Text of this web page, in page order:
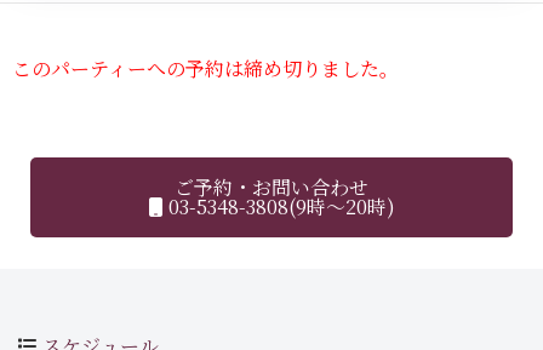
このパーティーへの予約は締め切りました。
ご予約・お問い合わせ
03-5348-3808(9時～20時)